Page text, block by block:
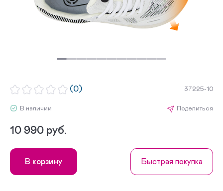
(0) 37225-10
В наличии Поделиться
10 990 руб.
В корзину Быстрая покупка